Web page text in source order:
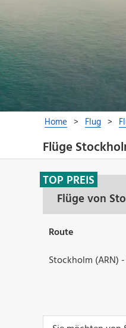
Flüge
Flüge von
TOP PREIS
Route
Stockholm (ARN)